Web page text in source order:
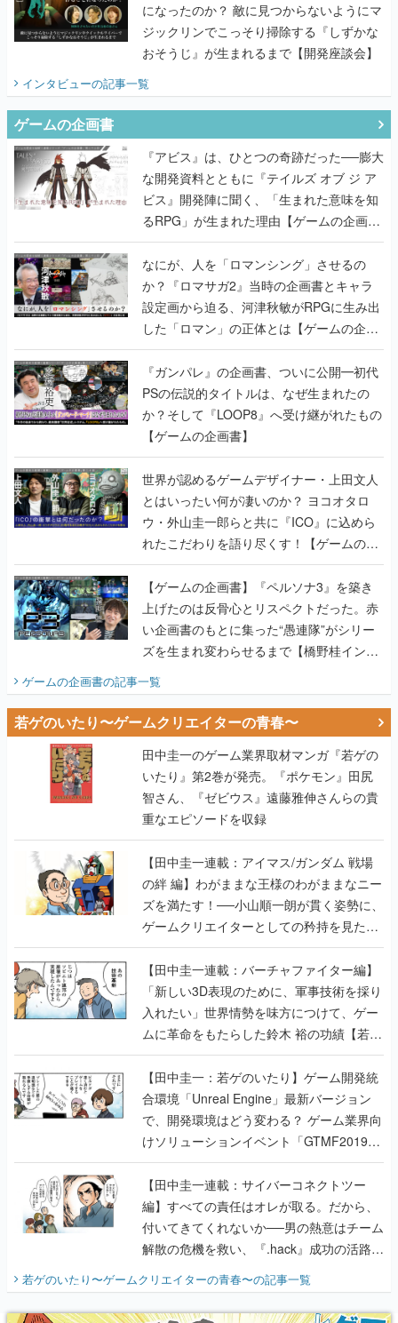
になったのか？ 敵に見つからないようにマ
ジックリンでこっそり掃除する『しずかな
おそうじ』が生まれるまで【開発座談会】
インタビューの記事一覧
ゲームの企画書
『アビス』は、ひとつの奇跡だった──膨大
な開発資料とともに『テイルズ オブ ジ ア
ビス』開発陣に聞く、「生まれた意味を知
るRPG」が生まれた理由【ゲームの企画
書】
なにが、人を「ロマンシング」させるの
か？『ロマサガ2』当時の企画書とキャラ
設定画から迫る、河津秋敏がRPGに生み出
した「ロマン」の正体とは【ゲームの企画
書】
『ガンパレ』の企画書、ついに公開━初代
PSの伝説的タイトルは、なぜ生まれたの
か？そして『LOOP8』へ受け継がれたもの
【ゲームの企画書】
世界が認めるゲームデザイナー・上田文人
とはいったい何が凄いのか？ ヨコオタロ
ウ・外山圭一郎らと共に『ICO』に込めら
れたこだわりを語り尽くす！【ゲームの企
画書】
【ゲームの企画書】『ペルソナ3』を築き
上げたのは反骨心とリスペクトだった。赤
い企画書のもとに集った“愚連隊”がシリー
ズを生まれ変わらせるまで【橋野桂インタ
ビュー】
ゲームの企画書の記事一覧
若ゲのいたり〜ゲームクリエイターの青春〜
田中圭一のゲーム業界取材マンガ『若ゲの
いたり』第2巻が発売。『ポケモン』田尻
智さん、『ゼビウス』遠藤雅伸さんらの貴
重なエピソードを収録
【田中圭一連載：アイマス/ガンダム 戦場
の絆 編】わがままな王様のわがままなニー
ズを満たす！──小山順一朗が貫く姿勢に、
ゲームクリエイターとしての矜持を見た
【若ゲのいたり最終回】
【田中圭一連載：バーチャファイター編】
「新しい3D表現のために、軍事技術を採り
入れたい」世界情勢を味方につけて、ゲー
ムに革命をもたらした鈴木 裕の功績【若ゲ
のいたり】
【田中圭一：若ゲのいたり】ゲーム開発統
合環境「Unreal Engine」最新バージョン
で、開発環境はどう変わる？ ゲーム業界向
けソリューションイベント「GTMF2019」
に行って、より理解を深めよう【PR】
【田中圭一連載：サイバーコネクトツー
編】すべての責任はオレが取る。だから、
付いてきてくれないか──男の熱意はチーム
解散の危機を救い、『.hack』成功の活路を
開く。業界の快男児・松山 洋に流れる血は
『少年ジャンプ』色だった【若ゲのいた
り】
若ゲのいたり〜ゲームクリエイターの青春〜の記事一覧